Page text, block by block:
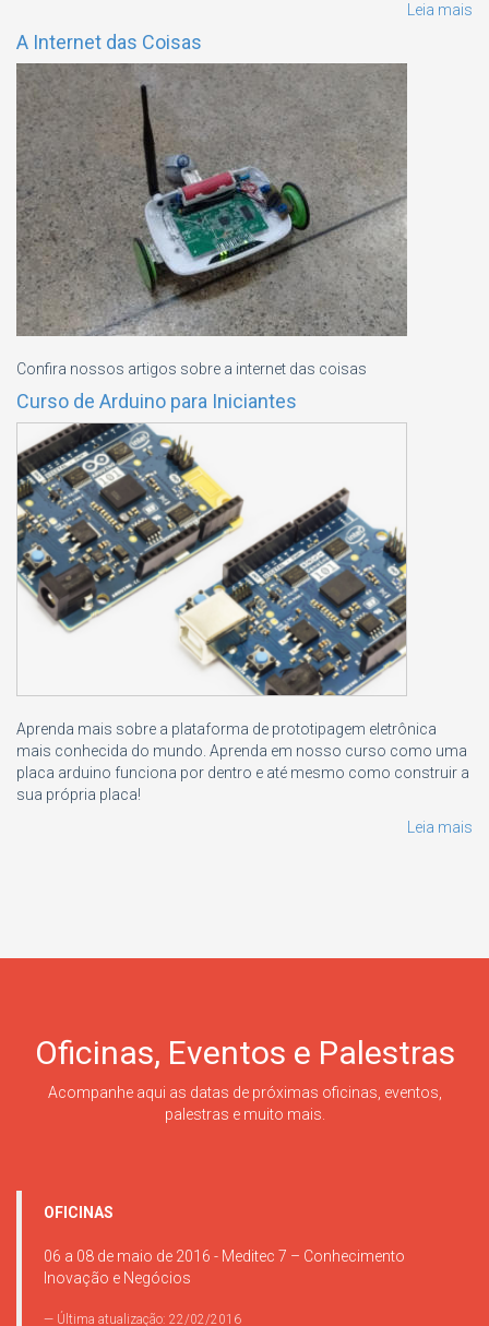
Leia mais
A Internet das Coisas
Confira nossos artigos sobre a internet das coisas
Curso de Arduino para Iniciantes
Aprenda mais sobre a plataforma de prototipagem eletrônica
mais conhecida do mundo. Aprenda em nosso curso como uma
placa arduino funciona por dentro e até mesmo como construir a
sua própria placa!
Leia mais
Oficinas, Eventos e Palestras
Acompanhe aqui as datas de próximas oficinas, eventos,
palestras e muito mais.
OFICINAS
06 a 08 de maio de 2016 - Meditec 7 – Conhecimento
Inovação e Negócios
Última atualização: 22/02/2016